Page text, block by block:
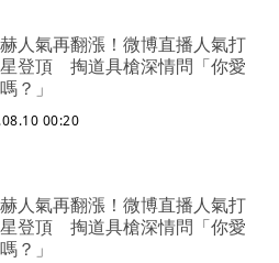
人氣再翻漲！微博直播人氣打
登頂 掏道具槍深情問「你愛
？」
00:20
人氣再翻漲！微博直播人氣打
登頂 掏道具槍深情問「你愛
？」